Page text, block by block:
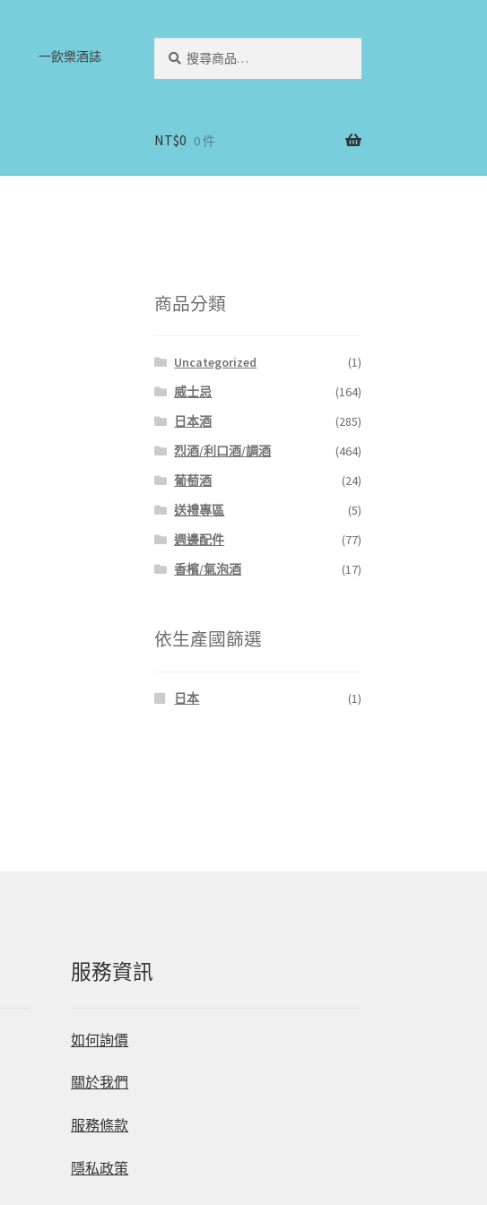
一飲樂酒誌
NT$0 0 件
商品分類
Uncategorized
(1)
威士忌
(164)
日本酒
(285)
烈酒/利口酒/調酒
(464)
葡萄酒
(24)
送禮專區
(5)
週邊配件
(77)
香檳/氣泡酒
(17)
依生產國篩選
日本 (1)
服務資訊
如何詢價
關於我們
服務條款
隱私政策